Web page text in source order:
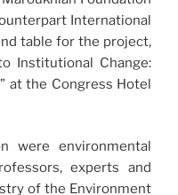
International
table for the project,
Institutional Change:
at the Congress Hotel
were environmental
experts and
of the Environment